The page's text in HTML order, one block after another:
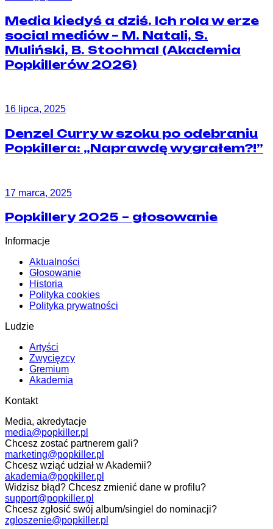
Media kiedyś a dziś. Ich rola w erze
social mediów – M. Natali, S.
Muliński, B. Stochmal (Akademia
Popkillerów 2026)
16 lipca, 2025
Denzel Curry w szoku po odebraniu
Popkillera: „Naprawdę wygrałem?!”
17 marca, 2025
Popkillery 2025 – głosowanie
Informacje
Aktualności
Głosowanie
Historia
Polityka cookies
Polityka prywatności
Ludzie
Artyści
Zwycięzcy
Gremium
Akademia
Kontakt
Media, akredytacje
media@popkiller.pl
Chcesz zostać partnerem gali?
marketing@popkiller.pl
Chcesz wziąć udział w Akademii?
akademia@popkiller.pl
Widzisz błąd? Chcesz zmienić dane w profilu?
support@popkiller.pl
Chcesz zgłosić swój album/singiel do nominacji?
zgloszenie@popkiller.pl